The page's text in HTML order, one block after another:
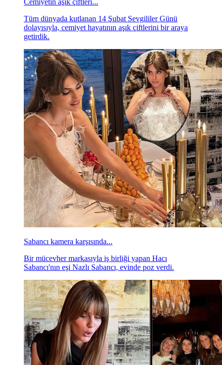
Tüm dünyada kutlanan 14 Şubat Sevgililer Günü
dolayısıyla, cemiyet hayatının aşık çiftlerini bir araya
getirdik.
Sabancı kamera karşısında...
Bir mücevher markasıyla iş birliği yapan Hacı
Sabancı'nın eşi Nazlı Sabancı, evinde poz verdi.